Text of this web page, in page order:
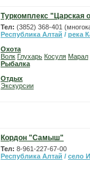
Туркомплекс "Царская
Тел: (3852) 368-401
Республика Алтай / река
Охота
Волк Глухарь Косуля Марал
Рыбалка
Отдых
Экскурсии
Кордон "Самыш"
Тел: 8-961-227-67-00
Республика Алтай / село